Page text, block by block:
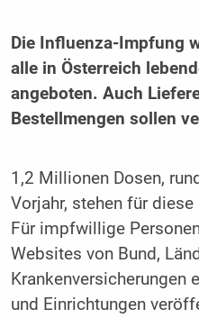
Die Influenza-Impfung
alle in Österreich
angeboten. Auch
Bestellmengen sollen
1,2 Millionen Dosen,
Vorjahr, stehen für
Für impfwillige
Websites von Bund,
Krankenversicherungen
und Einrichtungen